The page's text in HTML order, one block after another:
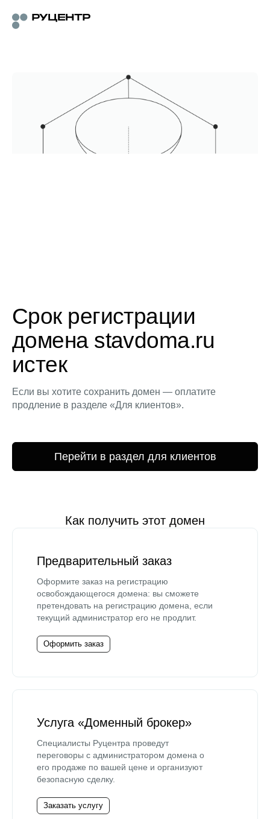
Срок регистрации
домена stavdoma.ru
истек
Если вы хотите сохранить домен — оплатите
продление в разделе «Для клиентов».
Перейти в раздел для клиентов
Как получить этот домен
Предварительный заказ
Оформите заказ на регистрацию
освобождающегося домена: вы сможете
претендовать на регистрацию домена, если
текущий администратор его не продлит.
Оформить заказ
Услуга «Доменный брокер»
Специалисты Руцентра проведут
переговоры с администратором домена о
его продаже по вашей цене и организуют
безопасную сделку.
Заказать услугу